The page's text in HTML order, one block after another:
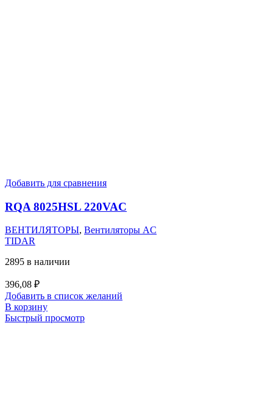
Добавить для сравнения
RQA 8025HSL 220VAC
ВЕНТИЛЯТОРЫ, Вентиляторы AC
TIDAR
2895 в наличии
396,08 ₽
Добавить в список желаний
В корзину
Быстрый просмотр